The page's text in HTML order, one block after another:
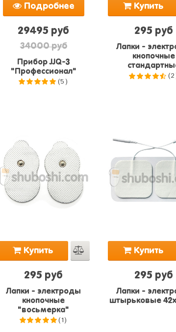
Подробнее
29495 руб
34000 руб
Прибор JJQ-3
"Профессионал"
(5)
Купить
295 руб
Лапки -
кнопочные
Купить
295 руб
Лапки - электроды
кнопочные
"восьмерка"
(1)
Купить
295 руб
Лапки -
штырьковые